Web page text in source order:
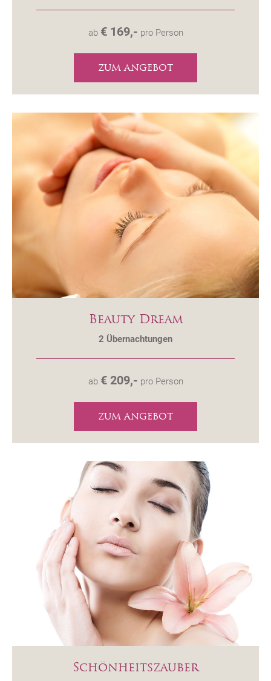
ab € 169,- pro Person
ZUM ANGEBOT
Beauty Dream
2 Übernachtungen
ab € 209,- pro Person
ZUM ANGEBOT
Schönheitszauber